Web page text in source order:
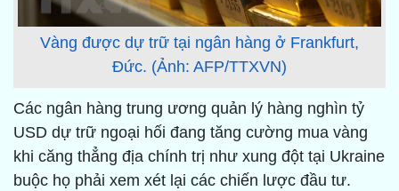
Vàng được dự trữ tại ngân hàng ở Frankfurt,
Đức. (Ảnh: AFP/TTXVN)
Các ngân hàng trung ương quản lý hàng nghìn tỷ
USD dự trữ ngoại hối đang tăng cường mua vàng
khi căng thẳng địa chính trị như xung đột tại Ukraine
buộc họ phải xem xét lại các chiến lược đầu tư.